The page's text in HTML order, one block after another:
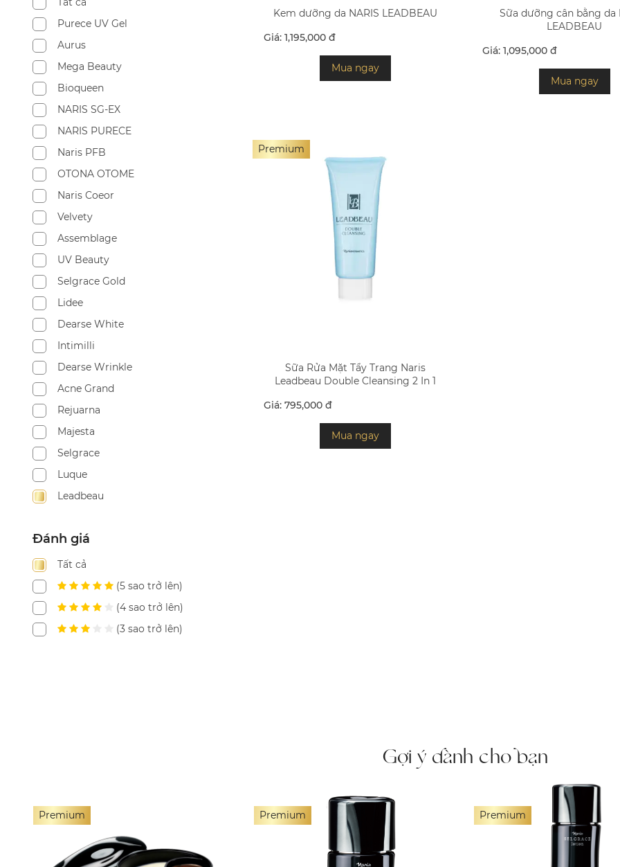
Purece UV Gel
Aurus
Mega Beauty
Bioqueen
NARIS SG-EX
NARIS PURECE
Naris PFB
OTONA OTOME
Naris Coeor
Velvety
Assemblage
UV Beauty
Selgrace Gold
Lidee
Dearse White
Intimilli
Dearse Wrinkle
Acne Grand
Rejuarna
Majesta
Selgrace
Luque
Leadbeau
Đánh giá
Tất cả
(5 sao trở lên)
(4 sao trở lên)
(3 sao trở lên)
Kem dưỡng da NARIS LEADBEAU
Giá: 1,195,000 đ
Mua ngay
Sữa dưỡng cân bằng da
LEADBEAU
Giá: 1,095,000 đ
Mua ngay
Premium
Sữa Rửa Mặt Tẩy Trang Naris
Leadbeau Double Cleansing 2 In 1
Giá: 795,000 đ
Mua ngay
Gợi ý dành cho bạn
Premium Premium Premium